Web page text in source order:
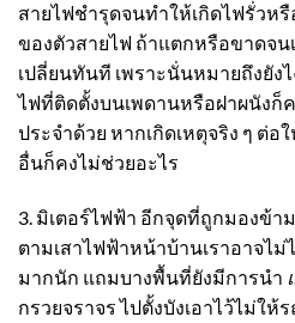
สายไฟชำรุดจนทำให้เกิดไฟรั่วห
ของตัวสายไฟ ถ้าแตกหรือขาดจ
เปลี่ยนทันที เพราะนั่นหมายถึงยัง
ไฟที่ติดตั้งบนเพดานหรือฝาผนังก็
ประจำด้วย หากเกิดเหตุจริง ๆ ต่อ
อื่นก็คงไม่ช่วยอะไร
3. มิเตอร์ไฟฟ้า อีกจุดที่ถูกมองข้า
ตามเสาไฟฟ้าหน้าบ้านเราอาจไม่
มากนัก แถมบางพื้นที่ยังมีการนำ
กรวยจราจรไปตั้งบังเอาไว้ไม่ใ